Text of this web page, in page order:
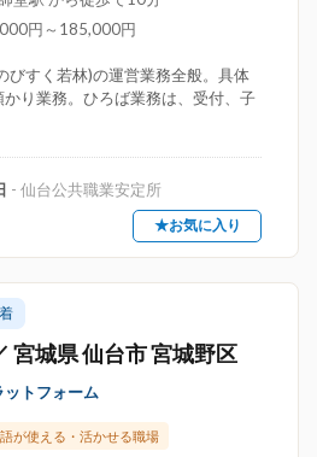
円～185,000円
びすく若林)の運営業務全般。具体
り業務。ひろば業務は、受付、子
- 仙台公共職業安定所
★お気に入り
宮城県 仙台市 宮城野区
トフォーム
が使える・活かせる職場